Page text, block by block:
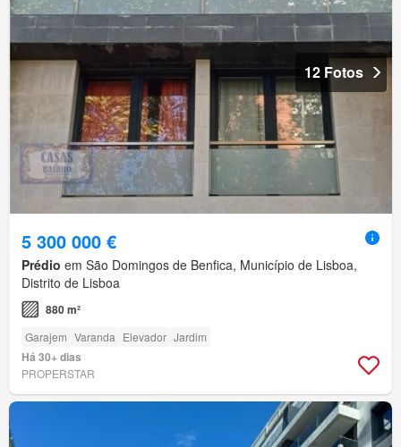
12 Fotos
5 300 000 €
Prédio em São Domingos de Benfica, Município de Lisboa,
Distrito de Lisboa
880 m²
Garajem Varanda Elevador Jardim
Há 30+ dias
PROPERSTAR